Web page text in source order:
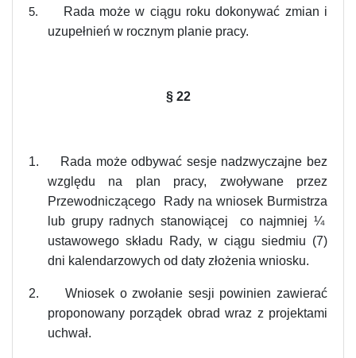
5.
Rada może w ciągu roku dokonywać zmian i
uzupełnień w rocznym planie pracy.
§ 22
1.
Rada może odbywać sesje nadzwyczajne bez
względu na plan pracy, zwoływane przez
Przewodniczącego Rady na wniosek Burmistrza
lub grupy radnych stanowiącej co najmniej ¼
ustawowego składu Rady, w ciągu siedmiu (7)
dni kalendarzowych od daty złożenia wniosku.
2.
Wniosek o zwołanie sesji powinien zawierać
proponowany porządek obrad wraz z projektami
uchwał.